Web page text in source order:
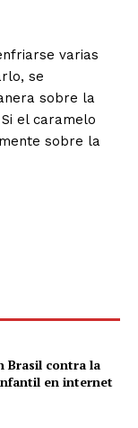
varias
se
sobre la
el caramelo
sobre la
Brasil contra la
en internet